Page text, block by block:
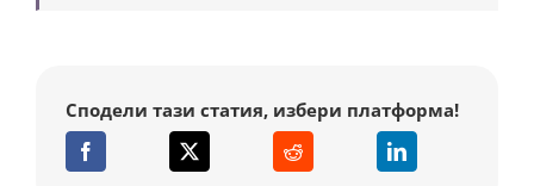
Сподели тази статия, избери платформа!